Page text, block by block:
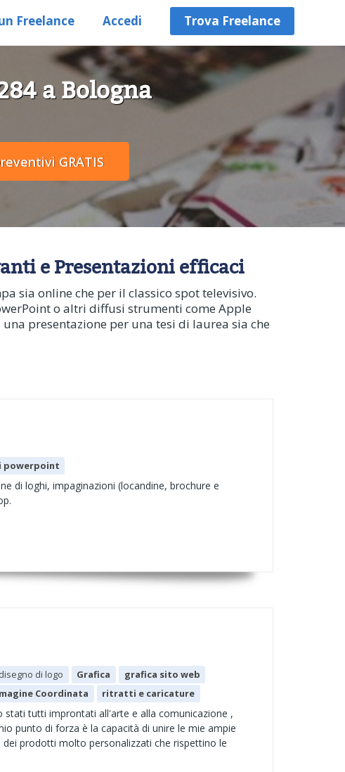
Freelance Accedi Trova Freelance
a Bologna
e Presentazioni efficaci
sia online che per il classico spot televisivo.
o altri diffusi strumenti come Apple
presentazione per una tesi di laurea sia che
powerpoint
di loghi, impaginazioni (locandine, brochure e
disegno di logo Grafica
grafica sito web
Coordinata ritratti e caricature
stati tutti improntati all'arte e alla comunicazione ,
punto di forza è la capacità di unire le mie ampie
prodotti molto personalizzati che rispettino le